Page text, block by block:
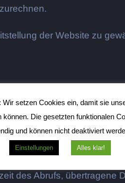
der Website zu
Daten über jeden
des Abrufs, übertragene
Wir setzen Cookies ein, damit sie
können. Die gesetzten funktionalen
und können nicht deaktiviert
Einstellungen Alles klar!